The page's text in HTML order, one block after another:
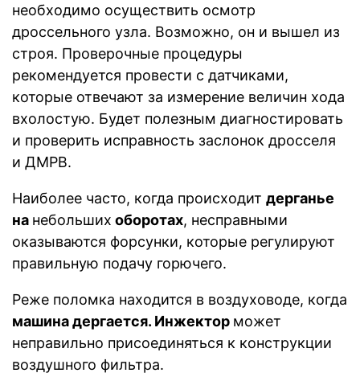
необходимо осуществить осмотр
дроссельного узла. Возможно, он и вышел из
строя. Проверочные процедуры
рекомендуется провести с датчиками,
которые отвечают за измерение величин хода
вхолостую. Будет полезным диагностировать
и проверить исправность заслонок дросселя
и ДМРВ.
Наиболее часто, когда происходит дерганье
на небольших оборотах, несправными
оказываются форсунки, которые регулируют
правильную подачу горючего.
Реже поломка находится в воздуховоде, когда
машина дергается. Инжектор может
неправильно присоединяться к конструкции
воздушного фильтра.